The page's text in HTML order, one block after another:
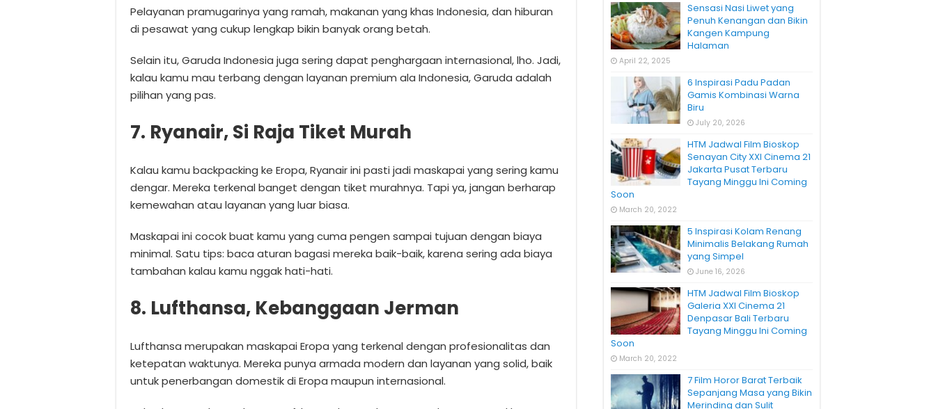
Pelayanan pramugarinya yang ramah, makanan yang khas Indonesia, dan hiburan
di pesawat yang cukup lengkap bikin banyak orang betah.
Selain itu, Garuda Indonesia juga sering dapat penghargaan internasional, lho. Jadi,
kalau kamu mau terbang dengan layanan premium ala Indonesia, Garuda adalah
pilihan yang pas.
7. Ryanair, Si Raja Tiket Murah
Kalau kamu backpacking ke Eropa, Ryanair ini pasti jadi maskapai yang sering kamu
dengar. Mereka terkenal banget dengan tiket murahnya. Tapi ya, jangan berharap
kemewahan atau layanan yang luar biasa.
Maskapai ini cocok buat kamu yang cuma pengen sampai tujuan dengan biaya
minimal. Satu tips: baca aturan bagasi mereka baik-baik, karena sering ada biaya
tambahan kalau kamu nggak hati-hati.
8. Lufthansa, Kebanggaan Jerman
Lufthansa merupakan maskapai Eropa yang terkenal dengan profesionalitas dan
ketepatan waktunya. Mereka punya armada modern dan layanan yang solid, baik
untuk penerbangan domestik di Eropa maupun internasional.
Sensasi Nasi Liwet yang
Penuh Kenangan dan Bikin
Kangen Kampung
Halaman
April 22, 2025
6 Inspirasi Padu Padan
Gamis Kombinasi Warna
Biru
July 20, 2026
HTM Jadwal Film Bioskop
Senayan City XXI Cinema 21
Jakarta Pusat Terbaru
Tayang Minggu Ini Coming
Soon
March 20, 2022
5 Inspirasi Kolam Renang
Minimalis Belakang Rumah
yang Simpel
June 16, 2026
HTM Jadwal Film Bioskop
Galeria XXI Cinema 21
Denpasar Bali Terbaru
Tayang Minggu Ini Coming
Soon
March 20, 2022
7 Film Horor Barat Terbaik
Sepanjang Masa yang Bikin
Merinding dan Sulit